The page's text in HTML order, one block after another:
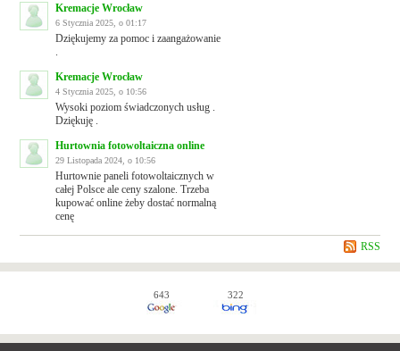
Kremacje Wrocław
6 Stycznia 2025, o 01:17
Dziękujemy za pomoc i zaangażowanie
Kremacje Wrocław
4 Stycznia 2025, o 10:56
Wysoki poziom świadczonych usług .
Dziękuję .
Hurtownia fotowoltaiczna online
29 Listopada 2024, o 10:56
Hurtownie paneli fotowoltaicznych w
całej Polsce ale ceny szalone. Trzeba
kupować online żeby dostać normalną
cenę
RSS
643 322